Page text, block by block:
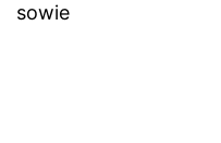
sowie